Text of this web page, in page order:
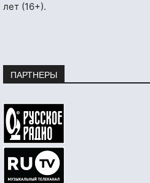
лет (16+).
ПАРТНЕРЫ